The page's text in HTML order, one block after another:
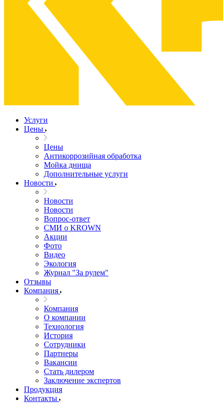
Услуги
Цены
Цены
Антикоррозийная обработка
Мойка днища
Дополнительные услуги
Новости
Новости
Новости
Вопрос-ответ
СМИ о KROWN
Акции
Фото
Видео
Экология
Журнал "За рулем"
Отзывы
Компания
Компания
О компании
Технология
История
Сотрудники
Партнеры
Вакансии
Стать дилером
Заключение экспертов
Продукция
Контакты